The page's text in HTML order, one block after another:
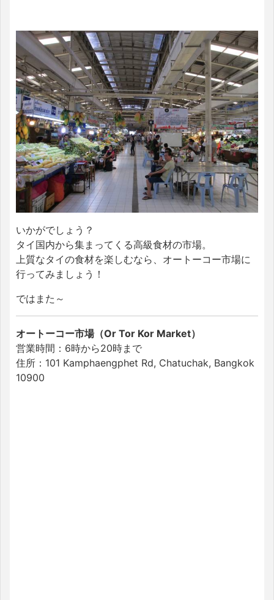
いかがでしょう？
タイ国内から集まってくる高級食材の市場。
上質なタイの食材を楽しむなら、オートーコー市場に
行ってみましょう！
ではまた～
オートーコー市場（Or Tor Kor Market）
営業時間：6時から20時まで
住所：101 Kamphaengphet Rd, Chatuchak, Bangkok
10900